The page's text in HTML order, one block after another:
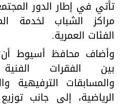
تأتي في إطار الدور
مراكز الشباب لخدمة
الفئات العمرية.
وأضاف محافظ أسيوط أن
بين الفقرات الفنية
والمسابقات الترفيهية
الرياضية، إلى جانب